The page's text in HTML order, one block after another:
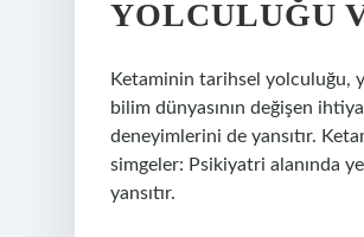
YOLCULUĞU
Ketaminin tarihsel yolculuğu,
bilim dünyasının değişen
deneyimlerini de yansıtır.
simgeler: Psikiyatri alanında
yansıtır.